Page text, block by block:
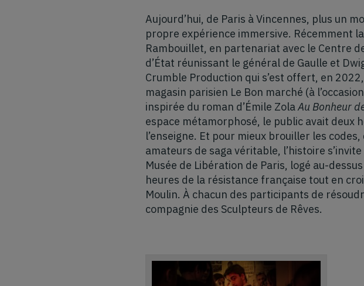
Aujourd’hui, de Paris à Vincennes, plus un
propre expérience immersive. Récemment
Rambouillet, en partenariat avec le Centre
d’État réunissant le général de Gaulle et
Crumble Production qui s’est offert, en
magasin parisien Le Bon marché (à
inspirée du roman d’Émile ZolaAu Bonheur
espace métamorphosé, le public avait deux
l’enseigne. Et pour mieux brouiller les
amateurs de saga véritable, l’histoire
Musée de Libération de Paris, logé au-
heures de la résistance française tout en
Moulin. À chacun des participants de
compagnie des Sculpteurs de Rêves.